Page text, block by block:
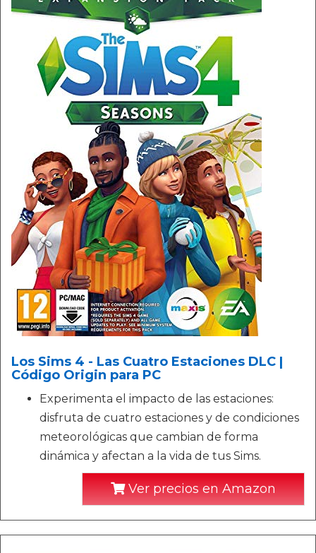
Los Sims 4 - Las Cuatro Estaciones DLC |
Código Origin para PC
Experimenta el impacto de las estaciones:
disfruta de cuatro estaciones y de condiciones
meteorológicas que cambian de forma
dinámica y afectan a la vida de tus Sims.
Ver precios en Amazon